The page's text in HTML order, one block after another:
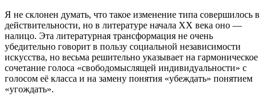
Я не склонен думать, что такое изменение типа совершилось в
действительности, но в литературе начала XX века оно —
налицо. Эта литературная трансформация не очень
убедительно говорит в пользу социальной независимости
искусства, но весьма решительно указывает на гармоническое
сочетание голоса «свободомыслящей индивидуальности» с
голосом её класса и на замену понятия «убеждать» понятием
«угождать».